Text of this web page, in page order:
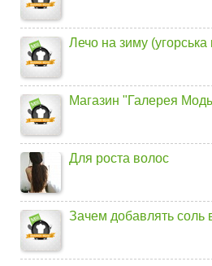
Лечо на зиму (угорська
Магазин "Галерея
Для роста волос
Зачем добавлять соль